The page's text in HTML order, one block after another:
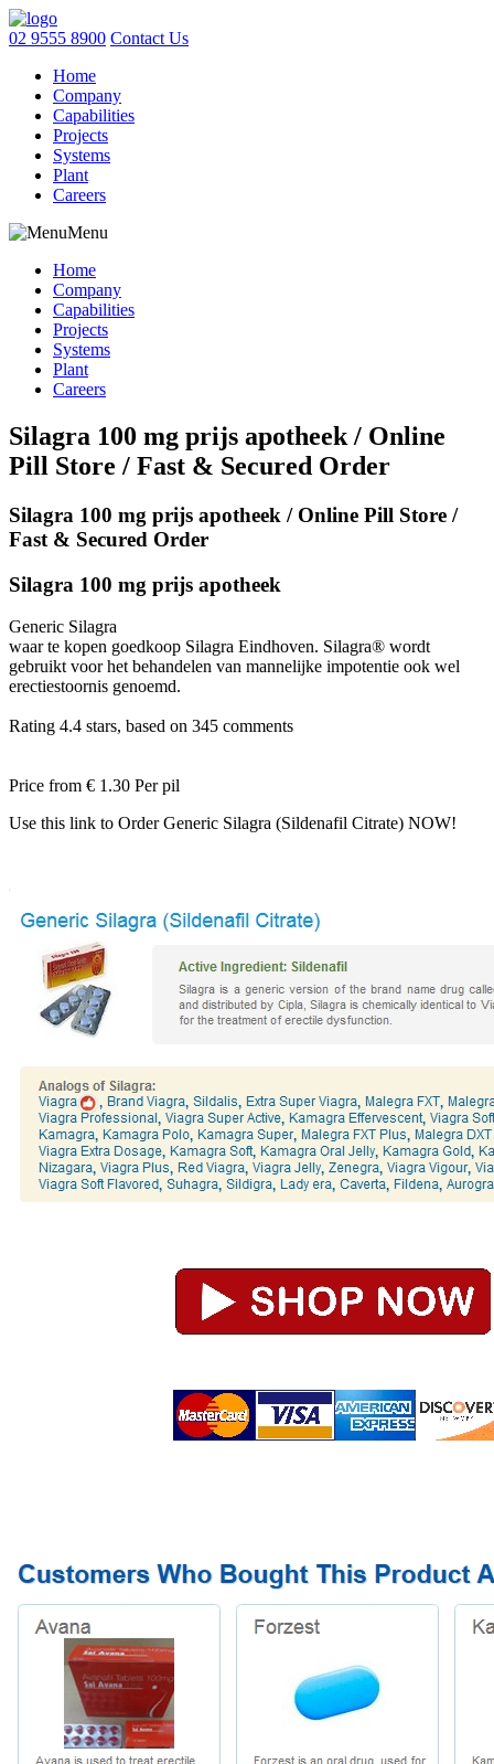
02 9555 8900 Contact Us
Home
Company
Capabilities
Projects
Systems
Plant
Careers
Menu
Home
Company
Capabilities
Projects
Systems
Plant
Careers
Silagra 100 mg prijs apotheek / Online
Pill Store / Fast & Secured Order
Silagra 100 mg prijs apotheek / Online Pill Store /
Fast & Secured Order
Silagra 100 mg prijs apotheek
Generic Silagra
waar te kopen goedkoop Silagra Eindhoven. Silagra® wordt
gebruikt voor het behandelen van mannelijke impotentie ook wel
erectiestoornis genoemd.
Rating 4.4 stars, based on 345 comments
Price from € 1.30 Per pil
Use this link to Order Generic Silagra (Sildenafil Citrate) NOW!